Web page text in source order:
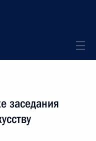
заседания